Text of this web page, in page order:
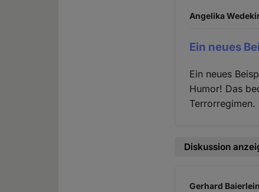
Angelika
Ein neues
Ein neues
Humor! Das
Terrorregimen.
Diskussion
Gerhard